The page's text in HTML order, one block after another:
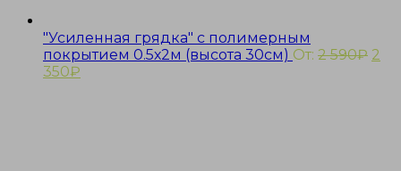
"Усиленная грядка" с полимерным
покрытием 0.5х2м (высота 30см) От: 2 590₽ 2
350₽